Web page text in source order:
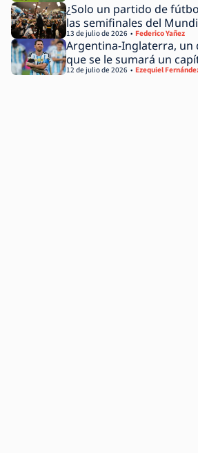
¿Solo un partido de
las semifinales del
Federico Yañez
13 de julio de 2026
Argentina-Inglaterra, un
que se le sumará un
Ezequiel
12 de julio de 2026